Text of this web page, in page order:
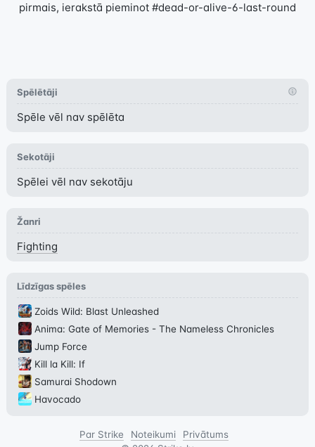
pirmais, ierakstā pieminot #dead-or-alive-6-last-round
Spēlētāji
Spēle vēl nav spēlēta
Sekotāji
Spēlei vēl nav sekotāju
Žanri
Fighting
Līdzīgas spēles
Zoids Wild: Blast Unleashed
Anima: Gate of Memories - The Nameless Chronicles
Jump Force
Kill la Kill: If
Samurai Shodown
Havocado
Par Strike Noteikumi
Privātums